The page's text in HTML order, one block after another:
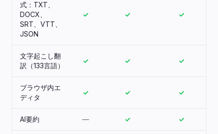
式：TXT、
DOCX、
SRT、VTT、
JSON
✓ ✓ ✓
文字起こし翻
訳（133言語）
✓ ✓ ✓
ブラウザ内エ
ディタ
✓ ✓ ✓
AI要約 — ✓ ✓